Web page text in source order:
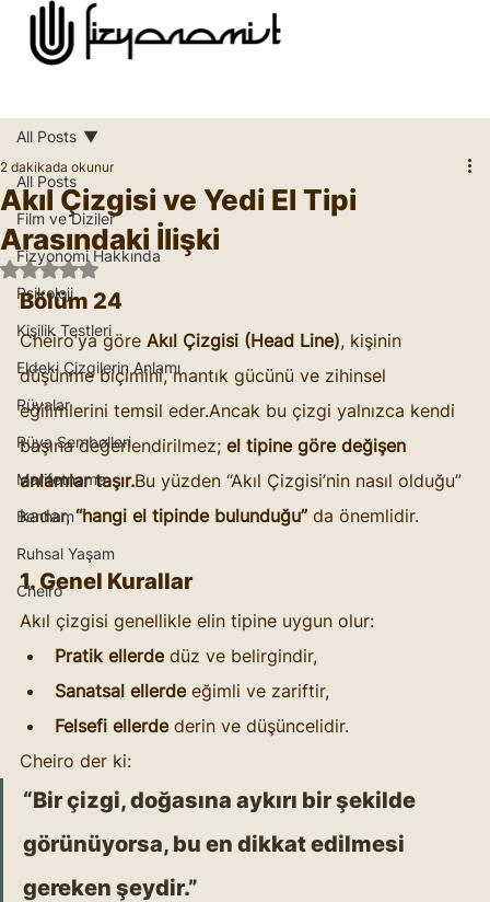
All Posts
Film ve Diziler
Fizyonomi Hakkında
Psikoloji
Kişilik Testleri
Eldeki Çizgilerin Anlamı
Rüyalar
Rüya Sembolleri
Marifetname
Benham
Ruhsal Yaşam
Cheiro
All Posts
Akıl Çizgisi ve Yedi El Tipi
Arasındaki İlişki
2 dakikada okunur
5 üzerinden NaN yıldız
Bölüm 24
Cheiro’ya göre Akıl Çizgisi (Head Line), kişinin
düşünme biçimini, mantık gücünü ve zihinsel
eğilimlerini temsil eder.Ancak bu çizgi yalnızca kendi
başına değerlendirilmez; el tipine göre değişen
anlamlar taşır.Bu yüzden “Akıl Çizgisi’nin nasıl olduğu”
kadar, “hangi el tipinde bulunduğu” da önemlidir.
1. Genel Kurallar
Akıl çizgisi genellikle elin tipine uygun olur:
Pratik ellerde düz ve belirgindir,
Sanatsal ellerde eğimli ve zariftir,
Felsefi ellerde derin ve düşüncelidir.
Cheiro der ki:
“Bir çizgi, doğasına aykırı bir şekilde
görünüyorsa, bu en dikkat edilmesi
gereken şeydir.”